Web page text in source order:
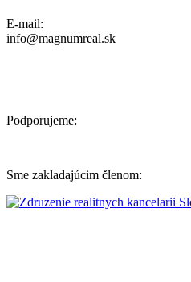
E-mail:
info@magnumreal.sk
Podporujeme:
Sme zakladajúcim členom: